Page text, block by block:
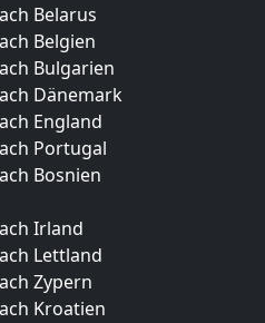
Belarus
Belgien
Bulgarien
Dänemark
England
Portugal
Bosnien
Irland
Lettland
Zypern
Kroatien